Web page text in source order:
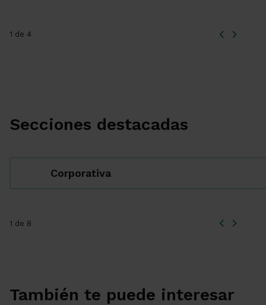
1 de 4
Secciones destacadas
Corporativa
1 de 8
También te puede interesar